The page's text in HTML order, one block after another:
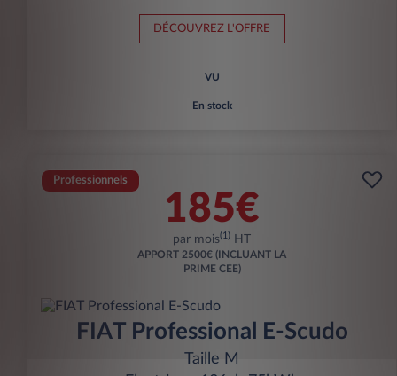
DÉCOUVREZ L'OFFRE
VU
En stock
Professionnels
185€
par mois(1) HT
APPORT 2500€ (INCLUANT LA
PRIME CEE)
FIAT Professional E-Scudo
Taille M